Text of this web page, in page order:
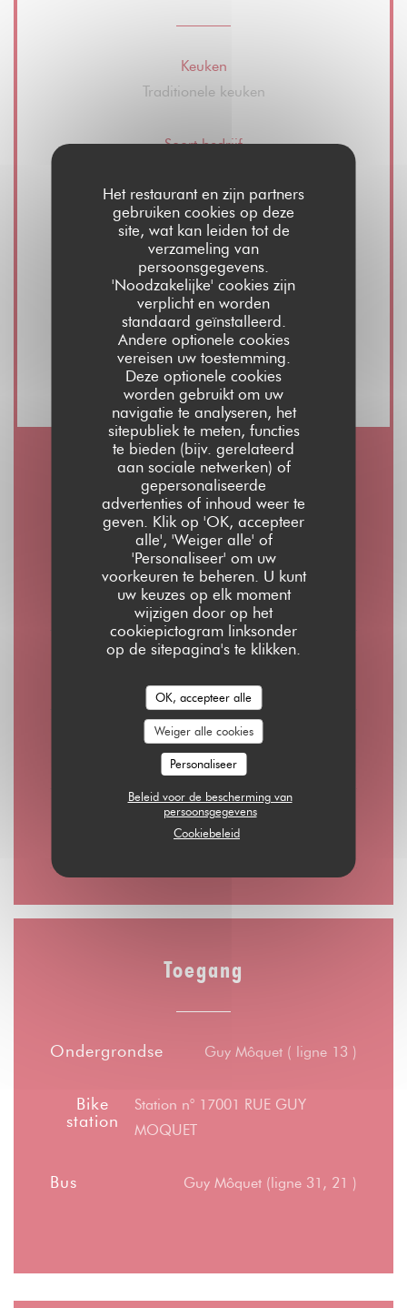
Het restaurant en zijn partners
gebruiken cookies op deze
site, wat kan leiden tot de
verzameling van
persoonsgegevens.
'Noodzakelijke' cookies zijn
verplicht en worden
standaard geïnstalleerd.
Andere optionele cookies
vereisen uw toestemming.
Deze optionele cookies
worden gebruikt om uw
navigatie te analyseren, het
sitepubliek te meten, functies
te bieden (bijv. gerelateerd
aan sociale netwerken) of
gepersonaliseerde
advertenties of inhoud weer te
geven. Klik op 'OK, accepteer
alle', 'Weiger alle' of
'Personaliseer' om uw
voorkeuren te beheren. U kunt
uw keuzes op elk moment
wijzigen door op het
cookiepictogram linksonder
op de sitepagina's te klikken.
OK, accepteer alle
Weiger alle cookies
Personaliseer
Beleid voor de bescherming van
persoonsgegevens
Cookiebeleid
Keuken
Traditionele keuken
Soort bedrijf
Diensten
Wijnverkoop, Take away, Zomerterras,
Privatiseringsruimte restaurant en hal, Gratis
wifi
Betaalmethoden
Visa, meester, Contant geld, Debetkaart
Openingstijden
Maa -Don
08:00 - 01:00
Vrijdag
08:00 - 02:00
Zaterdag
10:00 - 02:00
Zondag
10:00 - 00:00
Toegang
Ondergrondse Guy Môquet ( ligne 13 )
Bike
station
Station n° 17001 RUE GUY
MOQUET
Bus Guy Môquet (ligne 31, 21 )